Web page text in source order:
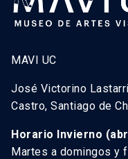
MAVI UC
José Victorino
Castro, Santiago de
Horario Invierno
Martes a domingos y